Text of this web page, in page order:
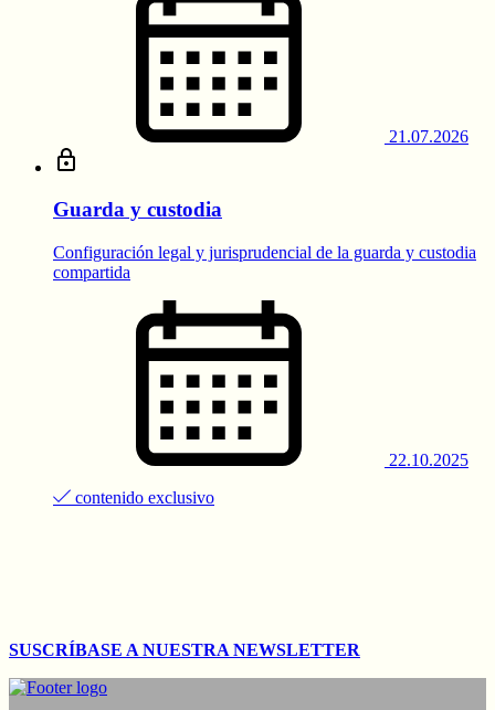
21.07.2026
Guarda y custodia
Configuración legal y jurisprudencial de la guarda y custodia
compartida
22.10.2025
contenido exclusivo
SUSCRÍBASE A NUESTRA NEWSLETTER